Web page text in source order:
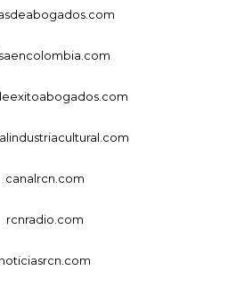
canalrcn.com
rcnradio.com
noticiasrcn.com